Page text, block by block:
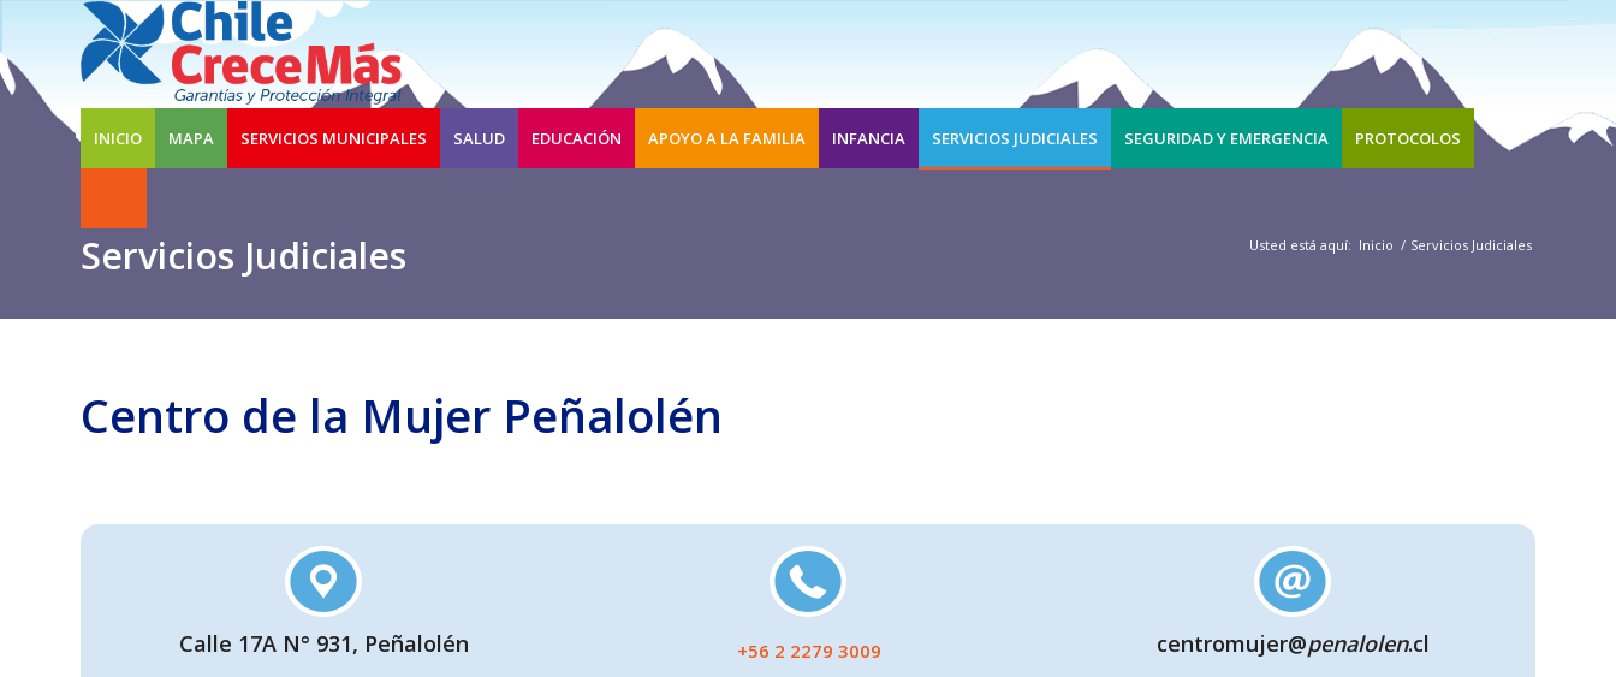
INICIO MAPA SERVICIOS MUNICIPALES SALUD EDUCACIÓN APOYO A LA FAMILIA INFANCIA SERVICIOS JUDICIALES SEGURIDAD Y EMERGENCIA PROTOCOLOS
Servicios Judiciales Usted está aquí: Inicio / Servicios Judiciales
Centro de la Mujer Peñalolén
Calle 17A N° 931, Peñalolén
+56 2 2279 3009
centromujer@penalolen.cl